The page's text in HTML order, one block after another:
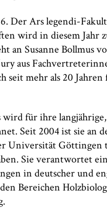
Der Ars legendi-
wird in diesem Jahr
an Susanne Bollmus
aus
seit mehr als 20
wird für ihre
Seit 2004 ist sie an
Universität Göttingen
Sie verantwortet
in deutscher und
Bereichen